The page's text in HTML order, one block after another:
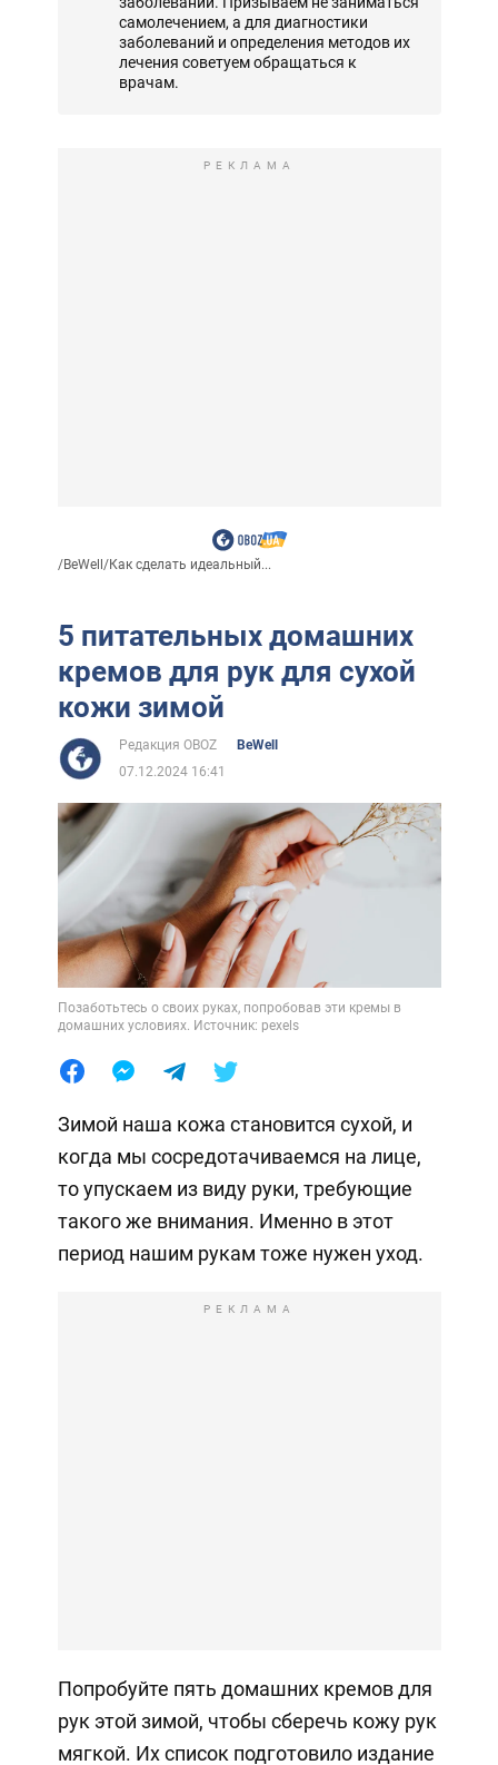
самолечением, а для диагностики
заболеваний и определения методов их
лечения советуем обращаться к
врачам.
РЕКЛАМА
/BeWell/Как сделать идеальный...
5 питательных домашних
кремов для рук для сухой
кожи зимой
Редакция OBOZ
BeWell
07.12.2024 16:41
Позаботьтесь о своих руках, попробовав эти кремы в
домашних условиях. Источник: pexels
Зимой наша кожа становится сухой, и
когда мы сосредотачиваемся на лице,
то упускаем из виду руки, требующие
такого же внимания. Именно в этот
период нашим рукам тоже нужен уход.
РЕКЛАМА
Попробуйте пять домашних кремов для
рук этой зимой, чтобы сберечь кожу рук
мягкой. Их список подготовило издание